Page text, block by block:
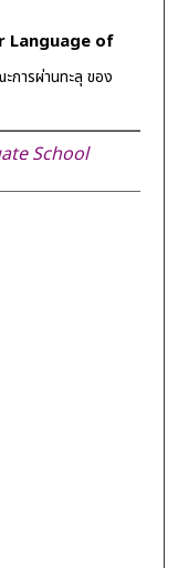
Language of
ารผ่านทะลุ ของ
School